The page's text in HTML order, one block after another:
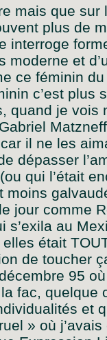
mais que sur
plus de
interroge
et
ce féminin
c’est plus
quand je vois
il ne les
dépasser
qui l’était
jour comme
s’exila au
était
de toucher
95
fac, quelque
et
» où